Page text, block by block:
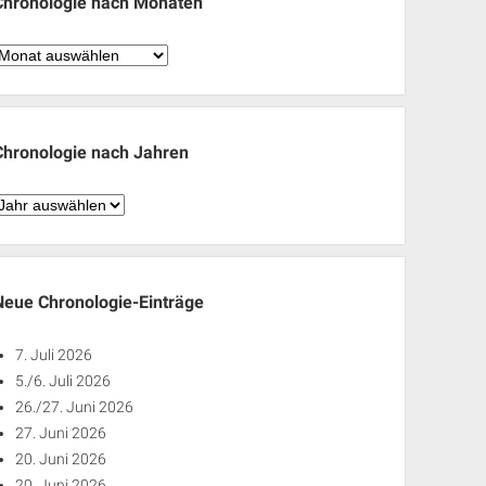
Chronologie
nach Jahren
Chronologie-Einträge
7. Juli 2026
5./6. Juli 2026
26./27. Juni 2026
27. Juni 2026
20. Juni 2026